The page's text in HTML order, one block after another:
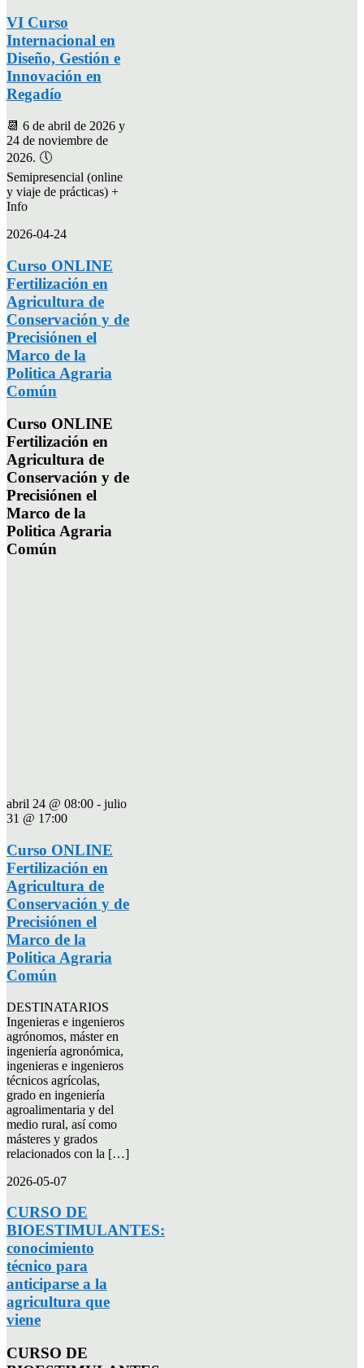
VI Curso
Internacional en
Diseño, Gestión e
Innovación en
Regadío
📆 6 de abril de 2026 y
24 de noviembre de
2026. 🕔
Semipresencial (online
y viaje de prácticas) +
Info
2026-04-24
Curso ONLINE
Fertilización en
Agricultura de
Conservación y de
Precisiónen el
Marco de la
Politica Agraria
Común
Curso ONLINE
Fertilización en
Agricultura de
Conservación y de
Precisiónen el
Marco de la
Politica Agraria
Común
abril 24 @ 08:00 - julio
31 @ 17:00
Curso ONLINE
Fertilización en
Agricultura de
Conservación y de
Precisiónen el
Marco de la
Politica Agraria
Común
DESTINATARIOS
Ingenieras e ingenieros
agrónomos, máster en
ingeniería agronómica,
ingenieras e ingenieros
técnicos agrícolas,
grado en ingeniería
agroalimentaria y del
medio rural, así como
másteres y grados
relacionados con la […]
2026-05-07
CURSO DE
BIOESTIMULANTES:
conocimiento
técnico para
anticiparse a la
agricultura que
viene
CURSO DE